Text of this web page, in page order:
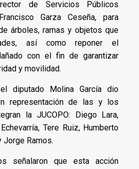
de Servicios Públicos
Garza Ceseña, para
árboles, ramas y objetos que
así como reponer el
con el fin de garantizar
y movilidad.
diputado Molina García dio
representación de las y los
la JUCOPO: Diego Lara,
Tere Ruiz, Humberto
Jorge Ramos.
señalaron que esta acción